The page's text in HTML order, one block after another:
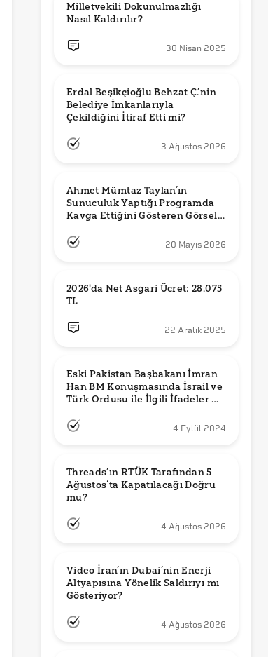
Milletvekili Dokunulmazlığı
Nasıl Kaldırılır?
30 Nisan 2025
Erdal Beşikçioğlu Behzat Ç.’nin
Belediye İmkanlarıyla
3 Ağustos 2026
Ahmet Mümtaz Taylan’ın
Sunuculuk Yaptığı Programda
Kavga Ettiğini Gösteren Görsel
20 Mayıs 2026
2026'da Net Asgari Ücret: 28.075
TL
22 Aralık 2025
Eski Pakistan Başbakanı İmran
Han BM Konuşmasında İsrail ve
Türk Ordusu ile İlgili İfadeler mi
4 Eylül 2024
Threads’ın RTÜK Tarafından 5
Ağustos’ta Kapatılacağı Doğru
mu?
4 Ağustos 2026
Video İran’ın Dubai’nin Enerji
Altyapısına Yönelik Saldırıyı mı
Gösteriyor?
4 Ağustos 2026